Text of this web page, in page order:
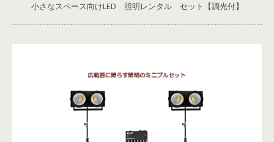
小さなスペース向けLED 照明レンタル セット【調光付】